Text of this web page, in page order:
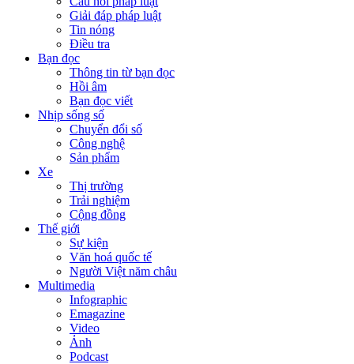
Giải đáp pháp luật
Tin nóng
Điều tra
Bạn đọc
Thông tin từ bạn đọc
Hồi âm
Bạn đọc viết
Nhịp sống số
Chuyển đổi số
Công nghệ
Sản phẩm
Xe
Thị trường
Trải nghiệm
Cộng đồng
Thế giới
Sự kiện
Văn hoá quốc tế
Người Việt năm châu
Multimedia
Infographic
Emagazine
Video
Ảnh
Podcast